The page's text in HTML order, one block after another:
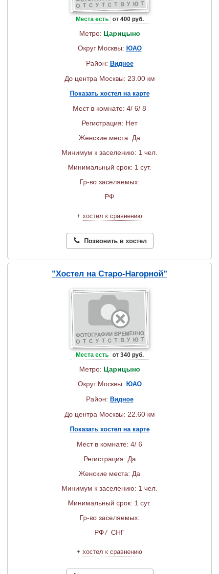
Места есть от 400 руб.
Метро: Царицыно
Округ Москвы: ЮАО
Район: Видное
До центра Москвы: 23.00 км
Показать хостел на карте
Мест в комнате: 4/ 6/ 8
Регистрация: Нет
Женские места: Да
Минимум к заселению: 1 чел.
Минимальный срок: 1 сут.
Гр-во заселяемых:
РФ
+ хостел к сравнению
Позвонить в хостел
"Хостел на Старо-Нагорной"
Места есть от 340 руб.
Метро: Царицыно
Округ Москвы: ЮАО
Район: Видное
До центра Москвы: 22.60 км
Показать хостел на карте
Мест в комнате: 4/ 6
Регистрация: Да
Женские места: Да
Минимум к заселению: 1 чел.
Минимальный срок: 1 сут.
Гр-во заселяемых:
РФ/ СНГ
+ хостел к сравнению